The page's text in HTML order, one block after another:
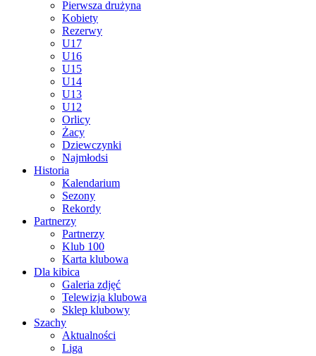
Pierwsza drużyna
Kobiety
Rezerwy
U17
U16
U15
U14
U13
U12
Orlicy
Żacy
Dziewczynki
Najmłodsi
Historia
Kalendarium
Sezony
Rekordy
Partnerzy
Partnerzy
Klub 100
Karta klubowa
Dla kibica
Galeria zdjęć
Telewizja klubowa
Sklep klubowy
Szachy
Aktualności
Liga